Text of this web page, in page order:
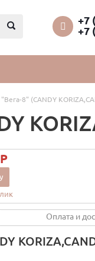
+7
+7
8" (CANDY
Оплата и